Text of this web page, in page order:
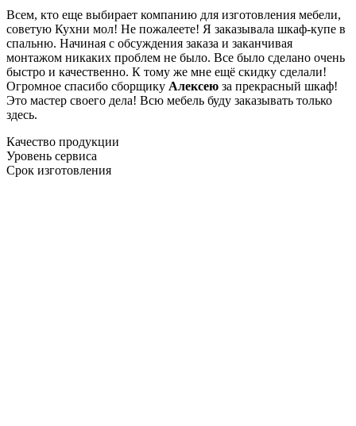
Всем, кто еще выбирает компанию для изготовления мебели,
советую Кухни мол! Не пожалеете! Я заказывала шкаф-купе в
спальню. Начиная с обсуждения заказа и заканчивая
монтажом никаких проблем не было. Все было сделано очень
быстро и качественно. К тому же мне ещё скидку сделали!
Огромное спасибо сборщику Алексею за прекрасный шкаф!
Это мастер своего дела! Всю мебель буду заказывать только
здесь.
Качество продукции
Уровень сервиса
Срок изготовления